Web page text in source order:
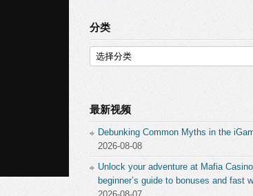
分类
分
类
最新视频
Debunking Common Myths in the
2026-08-08
Unlock your adventure at Mafia
beginner’s guide to bonuses and fast